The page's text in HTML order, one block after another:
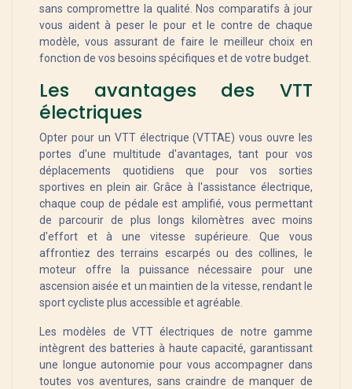
sans compromettre la qualité. Nos comparatifs à jour
vous aident à peser le pour et le contre de chaque
modèle, vous assurant de faire le meilleur choix en
fonction de vos besoins spécifiques et de votre budget.
Les avantages des VTT
électriques
Opter pour un VTT électrique (VTTAE) vous ouvre les
portes d'une multitude d'avantages, tant pour vos
déplacements quotidiens que pour vos sorties
sportives en plein air. Grâce à l'assistance électrique,
chaque coup de pédale est amplifié, vous permettant
de parcourir de plus longs kilomètres avec moins
d'effort et à une vitesse supérieure. Que vous
affrontiez des terrains escarpés ou des collines, le
moteur offre la puissance nécessaire pour une
ascension aisée et un maintien de la vitesse, rendant le
sport cycliste plus accessible et agréable.
Les modèles de VTT électriques de notre gamme
intègrent des batteries à haute capacité, garantissant
une longue autonomie pour vous accompagner dans
toutes vos aventures, sans craindre de manquer de